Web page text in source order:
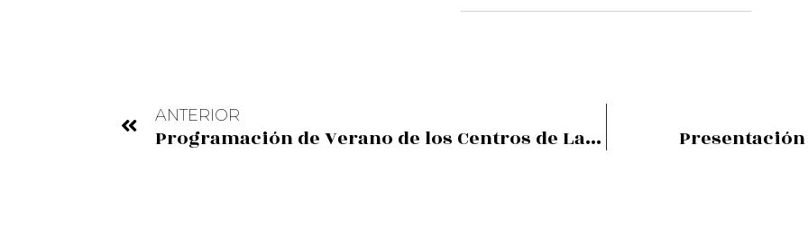
ANTERIOR
Programación de Verano de los Centros de La Red de Museos de la Costa Vasca